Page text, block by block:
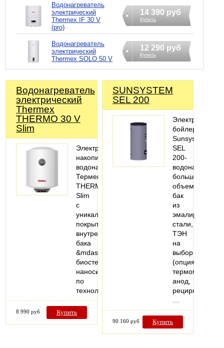
Водонагреватель
электрический
Thermex IF 30 V
(pro)
14 390 руб
Купить
Водонагреватель
электрический
Thermex SOLO 50 V
12 290 руб
Купить
Водонагреватель
электрический
Thermex
THERMO 30 V
Slim
Электрические
накопительные
водонагреватели
Термекс
THERMO
Slim
c
уникальным
покрытием
внутреннего
бака
&mdash;
биостеклофарфор,
наносимое
по
технологии…
8 990 руб Купить
SUNSYSTEM
SEL 200
Электрический
бойлер
Sunsystem
SEL
200-
большого
объема,
бак
из
эмалированной
стали,
ТЭН
на
выбор
(опция),
термометр,
анод,
рециркуляция,
90 160 руб Купить